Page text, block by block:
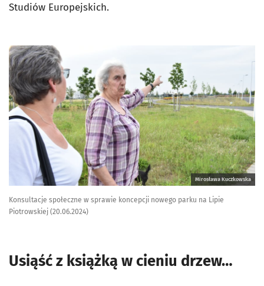
Studiów Europejskich.
Mirosława Kuczkowska
Konsultacje społeczne w sprawie koncepcji nowego parku na Lipie
Piotrowskiej (20.06.2024)
Usiąść z książką w cieniu drzew…